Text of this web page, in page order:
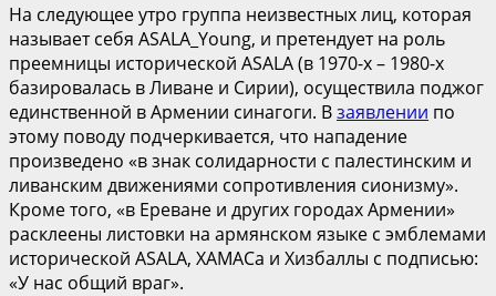
На следующее утро группа неизвестных лиц, которая
называет себя ASALA_Young, и претендует на роль
преемницы исторической ASALA (в 1970-х – 1980-х
базировалась в Ливане и Сирии), осуществила поджог
единственной в Армении синагоги. Взаявлении по
этому поводу подчеркивается, что нападение
произведено «в знак солидарности с палестинским и
ливанским движениями сопротивления сионизму».
Кроме того, «в Ереване и других городах Армении»
расклеены листовки на армянском языке с эмблемами
исторической ASALA, ХАМАСа и Хизбаллы с подписью:
«У нас общий враг».